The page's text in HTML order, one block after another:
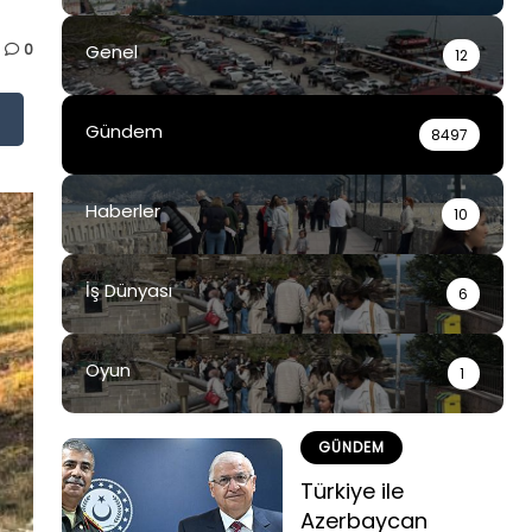
0 Genel 12
Gündem 8497
Haberler 10
İş Dünyası 6
Oyun 1
GÜNDEM
Türkiye ile
Azerbaycan